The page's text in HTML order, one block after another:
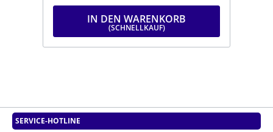
IN DEN WARENKORB
SERVICE-HOTLINE